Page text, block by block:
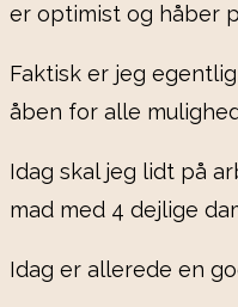
er optimist og håber
Faktisk er jeg
åben for alle
Idag skal jeg lidt på
mad med 4 dejlige
Idag er allerede en